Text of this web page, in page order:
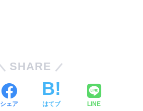
SHARE
シェア はてブ LINE